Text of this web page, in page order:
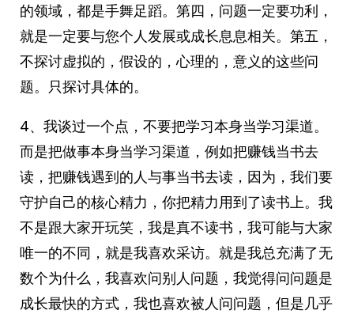
的领域，都是手舞足蹈。第四，问题一定要功利，
就是一定要与您个人发展或成长息息相关。第五，
不探讨虚拟的，假设的，心理的，意义的这些问
题。只探讨具体的。
4、我谈过一个点，不要把学习本身当学习渠道。
而是把做事本身当学习渠道，例如把赚钱当书去
读，把赚钱遇到的人与事当书去读，因为，我们要
守护自己的核心精力，你把精力用到了读书上。我
不是跟大家开玩笑，我是真不读书，我可能与大家
唯一的不同，就是我喜欢采访。就是我总充满了无
数个为什么，我喜欢问别人问题，我觉得问问题是
成长最快的方式，我也喜欢被人问问题，但是几乎